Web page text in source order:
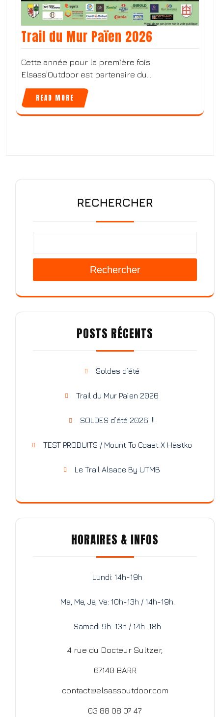
Trail du Mur Païen 2026
Cette année pour la première fois
Elsass'Outdoor est partenaire du…
READ MORE
RECHERCHER
Rechercher
POSTS RÉCENTS
Soldes d’été
Trail du Mur Païen 2026
SOLDES d’été 2026 !!!
TEST PRODUITS / Mount To Coast X Hästko
Le Trail Alsace By UTMB
HORAIRES & INFOS
Lundi: 14h-19h
Ma, Me, Je, Ve: 10h-13h / 14h-19h.
Samedi 9h-13h / 14h-18h
4 rue du Docteur Sultzer,
67140 BARR
contact@elsassoutdoor.com
03 88 08 07 47